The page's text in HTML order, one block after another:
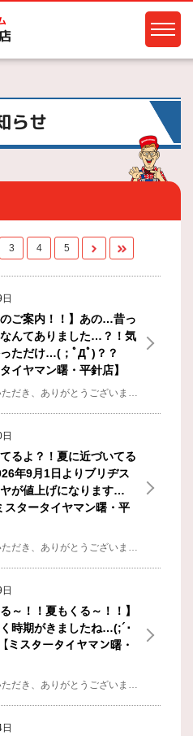
らせ
3 4 5
のご案内！！】あの…昔っ
んてありました…？！気
ただけ…(；ﾟДﾟ)？？
イヤマン曙・平針店】
いつもご覧いただき、ありがとうございます！ 平針店 店長の金澤です(ﾟДﾟ)ﾉ 毎日猛暑ならぬ…酷暑日を乗り越えてる皆様いかがお過ごしでしょうか？（＾ω＾）毎日ホントにどうかしてますよね…。そろそろ限界だって悲鳴あげてんじゃんタイトルにもある通り店長の若い頃に酷暑日なんてあったかな…？？( ﾟДﾟ)ってふと思ったのですが･･･、どうですかね。確かに小学生とか中学生の頃も夏は暑かったし、汗はかいてましたが…。こんなに暑かったか…？と疑問に思ってますｗしかし、この暑くなってきた頃に癒しとなる、お盆休みがやってきますね！！帰省などで、ゆっくり出来る方やむしろ、疲れちゃう方とか…色々あるとは思いますが…。仕事するよりは良し！！という事にしてきますｗちなみに店長は毎年恒例の友人と遊ぶ予定が入っています！！凄く楽しみです(´◉◞౪◟◉)それに…8/9（日）・8/15（土）にはライブとイベントもありまして…幸せ過ぎます！！！今年のお盆はいつもより忙しくなりそうです…(´ﾟдﾟ｀)遊びで(´◉◞౪◟◉)！！怒らないで下さい…前置きはさておき、そろそろ本題の当店のお盆休みを案内させて頂きます。 【ミスタータイヤマン曙・平針店】 《お盆休みのご案内》 8...
てるよ？！夏に近づいてる
年9月1日よりブリヂス
ヤが値上げになります…
スタータイヤマン曙・平
いつもご覧いただき、ありがとうございます！ 平針店 店長の金澤です(ﾟДﾟ)ﾉ 本格的に梅雨入りした６月末ですが皆様いかがお過ごしでしょうか？（＾ω＾）ここ最近は台風の日も多かったり…。なにやらエルニーニョのせいで台風や大雨が多い年になるとか…？(ﾟдﾟ)ここ最近で台風も３個ほど出来てますしね…。ビニール傘をさして 見上げる空はグレイそして店長と言えば推し活なんですが７月・８月もライブなど色々あるので、楽しみで仕方がないです(´ﾟдﾟ｀)できれば…ライブの日は晴れてほしいです…(; ･`д･´)なんだかんだで、今年も半分終わりましたね。１日１日は長いんですが、１年って早いものですよねー。ちょっと前までＧＷとか言ってたのに…。なんか６月はホントにポジティブな事が思いつかない…。なんだこれ？！６月病とでも名付けましょうかね。。。そしてタイトルにもある通り…とうとう2026年９月より…ブリヂストンのタイヤ値上げになります…(；ﾟДﾟ)対象商品 ： 国内市販用タイヤ（夏/冬） チューブ、フラップ 改定率 ： 平均5% ※商品により改定率が異なります 実施時期 ： 2026年9月1日（火）公式サイトより引用しましたがこんな感じです。色々と物価も高騰している...
～！！夏もくる～！！】
時期がきましたね…(;´･
ミスタータイヤマン曙・
いつもご覧いただき、ありがとうございます！ 平針店 店長の金澤です(ﾟДﾟ)ﾉ もう5月も終わりがけで、天気予報を見ても雨が多くなってきましたね…(;´･ω･)適度に雨が降ってくれるのはいいんですけどねー！！最近は真夏日なんての日もあってすでに汗だくになって仕事していました(ﾟдﾟ)！胸にいっぱい 染み渡る Blue Skyちなみに…そこにジメジメと湿度が高くなると…地獄です…（＾ω＾）逃げ場のない暑さで…地獄です…（＾ω＾）それにしても、ゴールデンウィークも終わって…次の大型連休はお盆休みかぁ…。先は長いですねｗｗｗまぁお盆休みの予定をいまから組むのも楽しみになりますよね(*´ω｀)そして６月は祝日などもないので、なんか代わり映えしない梅雨の時期という、ネガティブなイメージしかないです…。しかし！！今年発売したブリヂストンの新商品のFINESSA（フィネッサ）コイツは雨に強いのが特徴になっていますので、この時期は特にオススメできる商品となっております！！(´ﾟдﾟ｀)おそらくご来店されたお客様にはオススメさせて頂きますので覚悟しておいて下さい！！(´◉◞౪◟◉)そして6月からはヨコハマタイヤ・ミシュラン２メーカーがタイヤ代値上げとなります…。まだ...